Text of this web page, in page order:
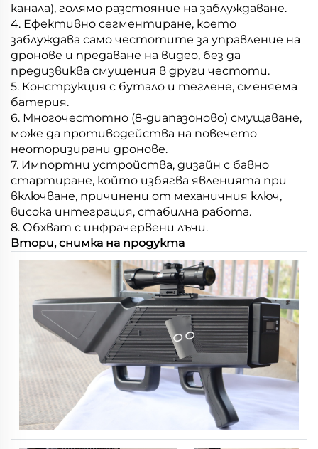
канала), голямо разстояние на заблуждаване.
4. Ефективно сегментиране, което
заблуждава само честотите за управление на
дронове и предаване на видео, без да
предизвиква смущения в други честоти.
5. Конструкция с бутало и теглене, сменяема
батерия.
6. Многочестотно (8-диапазоново) смущаване,
може да противодейства на повечето
неоторизирани дронове.
7. Импортни устройства, дизайн с бавно
стартиране, който избягва явленията при
включване, причинени от механичния ключ,
висока интеграция, стабилна работа.
8. Обхват с инфрачервени лъчи.
Втори, снимка на продукта